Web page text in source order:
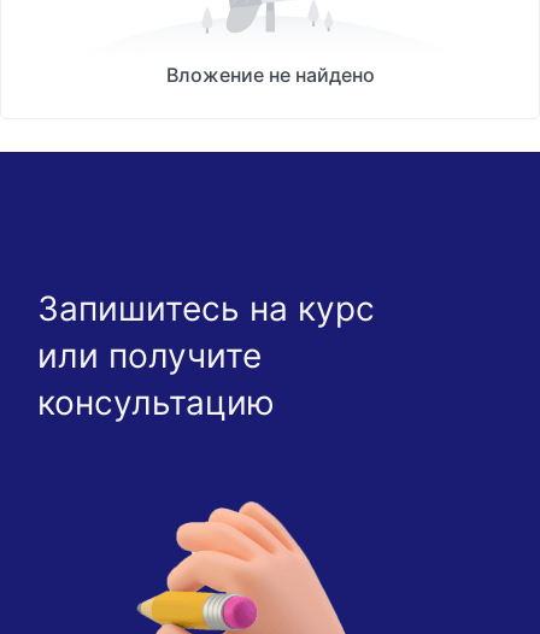
Вложение не найдено
Запишитесь на курс
или получите
консультацию